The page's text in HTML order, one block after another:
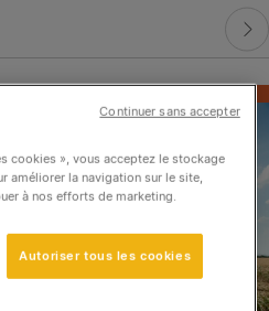
cookies », vous acceptez le stockage
améliorer la navigation sur le site,
à nos efforts de marketing.
Autoriser tous les cookies
Continuer sans accepter